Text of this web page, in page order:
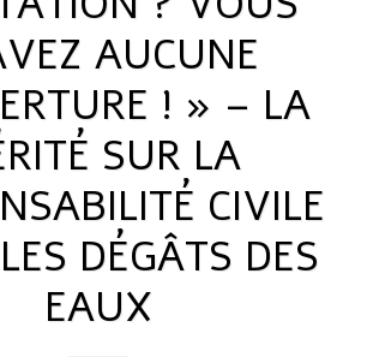
AUCUNE
! » – LA
SUR LA
CIVILE
DÉGÂTS DES
EAUX